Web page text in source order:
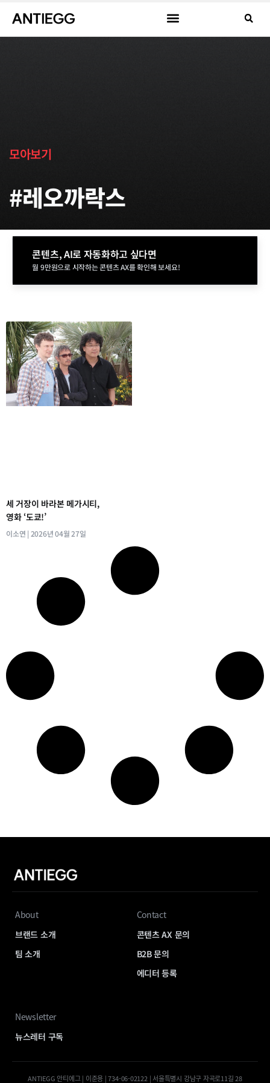
모아보기
#레오까락스
콘텐츠, AI로 자동화하고 싶다면
월 9만원으로 시작하는 콘텐츠 AX를 확인해 보세요!
세 거장이 바라본 메가시티,
영화 ‘도쿄!’
이소연 2026년 04월 27일
About
브랜드 소개
팀 소개
Contact
콘텐츠 AX 문의
B2B 문의
에디터 등록
Newsletter
뉴스레터 구독
ANTIEGG 안티에그 | 이준용 | 734-06-02122 | 서울특별시 강남구 자곡로11길 28